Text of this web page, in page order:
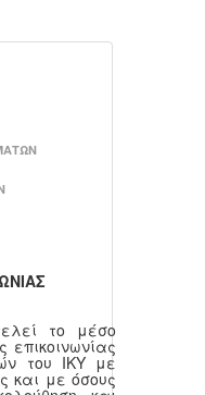
το μέσο
επικοινωνίας
του ΙΚΥ με
και με όσους